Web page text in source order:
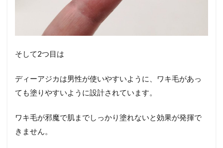
そして2つ目は
ディーアジカは男性が使いやすいように、ワキ毛があっ
ても塗りやすいように設計されています。
ワキ毛が邪魔で肌までしっかり塗れないと効果が発揮で
きません。